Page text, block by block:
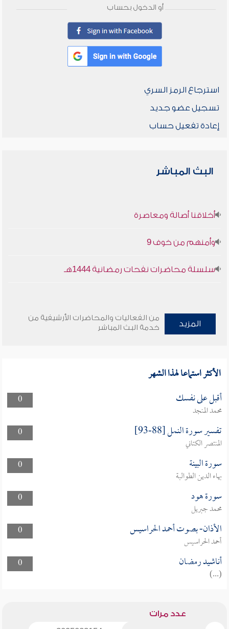
أو الدخول بحساب
استرجاع الرمز السري
تسجيل عضو جديد
إعادة تفعيل حساب
البث المباشر
أخلاقنا أصالة ومعاصرة
وأمنهم من خوف 9
سلسلة محاضرات نفحات رمضانية 1444هـ
المزيد
من الفعاليات والمحاضرات الأرشيفية من
خدمة البث المباشر
الأكثر استماعا لهذا الشهر
0 أقبل على نفسك
محمد المنجد
0
تفسير سورة النمل [88-93]
المنتصر الكتاني
0
سورة البينة
بهاء الدين الطوالبة
0
سورة هود
محمد جبريل
0
الأذان- بصوت أحمد الحراسيس
أحمد الحراسيس
0
أناشيد رمضان
(...)
عدد مرات